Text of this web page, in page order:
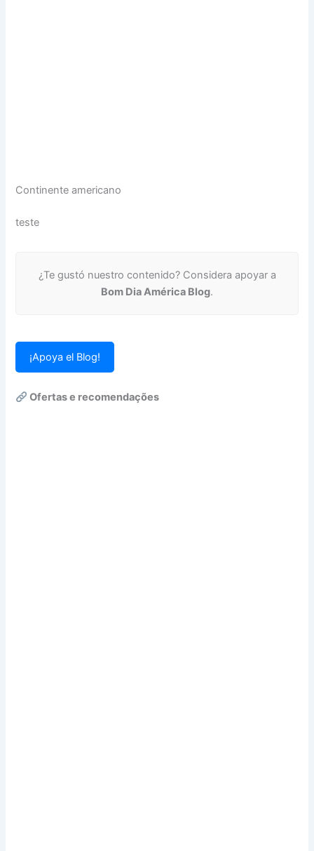
Continente americano
teste
¿Te gustó nuestro contenido? Considera apoyar a
Bom Dia América Blog.
¡Apoya el Blog!
Ofertas e recomendações